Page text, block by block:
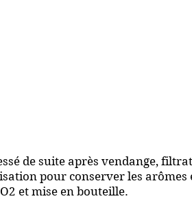
de suite après vendange,
pour conserver les arômes
et mise en bouteille.